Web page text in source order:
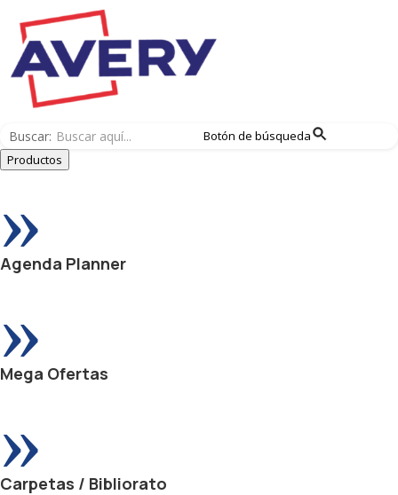
Buscar:
Botón de búsqueda
Productos
»
Agenda Planner
»
Mega Ofertas
»
Carpetas / Bibliorato